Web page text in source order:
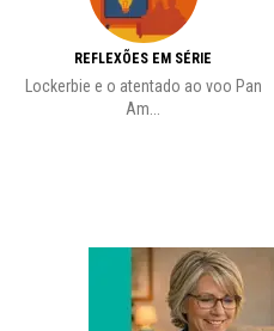
REFLEXÕES EM SÉRIE
Lockerbie e o atentado ao voo Pan
Am...